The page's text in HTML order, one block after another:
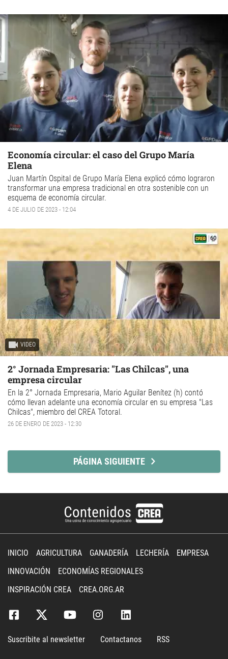
Economía circular: el caso del Grupo María
Elena
Juan Martín Ospital de Grupo María Elena explicó cómo lograron
transformar una empresa tradicional en otra sostenible con un
esquema de economía circular.
4 DE JULIO DE 2023 - 12:04
VIDEO
2° Jornada Empresaria: "Las Chilcas", una
empresa circular
En la 2° Jornada Empresaria, Mario Aguilar Benítez (h) contó
cómo llevan adelante una economía circular en su empresa "Las
Chilcas", miembro del CREA Totoral.
26 DE ENERO DE 2023 - 12:30
PÁGINA SIGUIENTE
INICIO AGRICULTURA GANADERÍA LECHERÍA
EMPRESA
INNOVACIÓN
ECONOMÍAS REGIONALES
INSPIRACIÓN CREA
CREA.ORG.AR
Suscribite al newsletter Contactanos RSS